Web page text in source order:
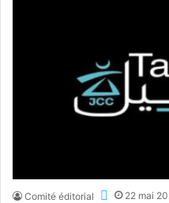
Comité éditorial 22 mai